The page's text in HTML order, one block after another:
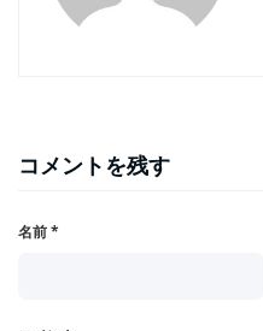
コメントを残す
名前*